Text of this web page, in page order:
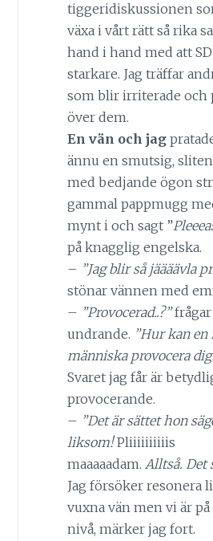
tiggeridiskussionen
växa i vårt rätt så rika
hand i hand med att
starkare. Jag träffar
som blir irriterade och
över dem.
En vän och jag
ännu en smutsig,
med bedjande ögon
gammal pappmugg
mynt i och sagt ”
på knagglig engelska.
– ”Jag blir så jäääävla
stönar vännen med
– ”Provocerad..?”frågar
undrande. ”Hur kan en
människa provocera
Svaret jag får är
provocerande.
– ”Det är sättet hon
liksom!Pliiiiiiiiiis
maaaaadam. Alltså. Det
Jag försöker resonera
vuxna vän men vi är
nivå, märker jag fort.